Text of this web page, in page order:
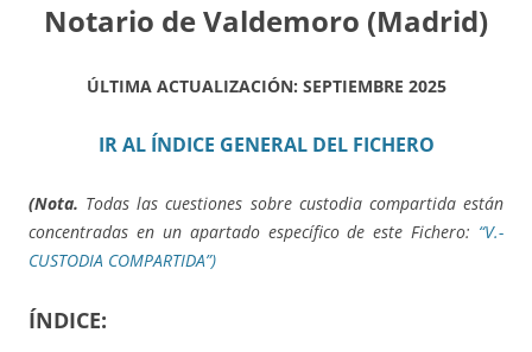
Notario de Valdemoro (Madrid)
ÚLTIMA ACTUALIZACIÓN: SEPTIEMBRE 2025
IR AL ÍNDICE GENERAL DEL FICHERO
(Nota. Todas las cuestiones sobre custodia compartida están
concentradas en un apartado específico de este Fichero: “V.-
CUSTODIA COMPARTIDA”)
ÍNDICE: